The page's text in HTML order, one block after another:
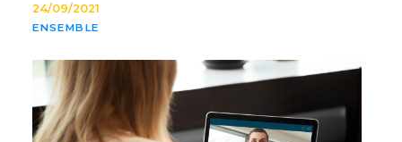
24/09/2021
ENSEMBLE